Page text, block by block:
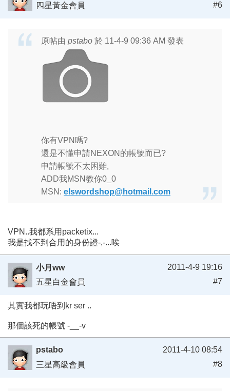
四星黃金會員
#6
原帖由 pstabo 於 11-4-9 09:36 AM 發表
你有VPN嗎?
還是不懂申請NEXON的帳號而已?
申請帳號不太困難,
ADD我MSN教你0_0
MSN: elswordshop@hotmail.com
VPN..我都系用packetix...
我是找不到合用的身份證-,-...唉
小月ww
五星白金會員
2011-4-9 19:16
#7
其實我都玩唔到kr ser ..
那個該死的帳號 -__-v
pstabo
三星高級會員
2011-4-10 08:54
#8